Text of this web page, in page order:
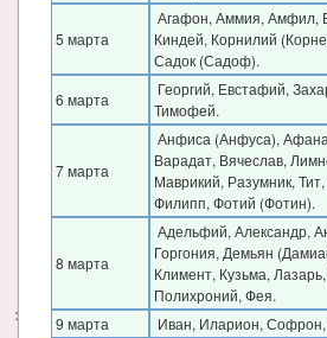
5 марта
Агафон, Аммия, Амфил,
Киндей, Корнилий
Садок (Садоф).
6 марта
Георгий, Евстафий,
Тимофей.
7 марта
Анфиса (Анфуса),
Варадат, Вячеслав,
Маврикий, Разумник,
Филипп, Фотий (Фотин).
8 марта
Адельфий, Александр,
Горгония, Демьян
Климент, Кузьма,
Полихроний, Фея.
9 марта
Иван, Иларион,